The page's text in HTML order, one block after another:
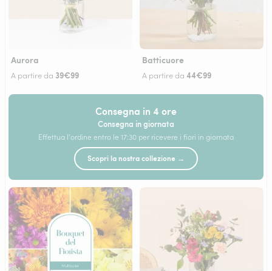
Aurora
A partire da 39€99
Batticuore
A partire da 44€99
Consegna in 4 ore
Consegna in giornata
Effettua l'ordine entro le 17:30 per ricevere i fiori in giornata
Scopri la nostra collezione →